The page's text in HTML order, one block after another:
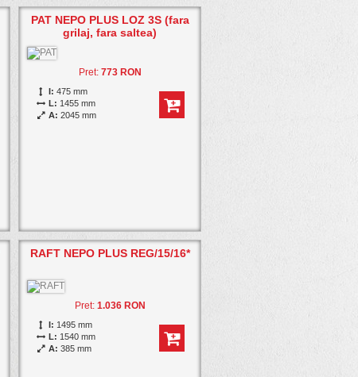
PAT NEPO PLUS LOZ 3S (fara
grilaj, fara saltea)
Pret:773 RON
I: 475 mm
L: 1455 mm
A: 2045 mm
RAFT NEPO PLUS REG/15/16*
Pret:1.036 RON
I: 1495 mm
L: 1540 mm
A: 385 mm